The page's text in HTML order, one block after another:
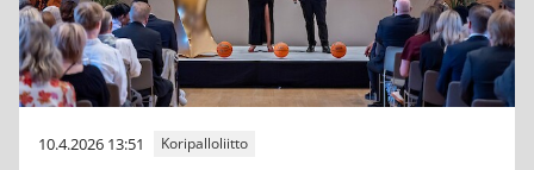
10.4.2026 13:51 Koripalloliitto